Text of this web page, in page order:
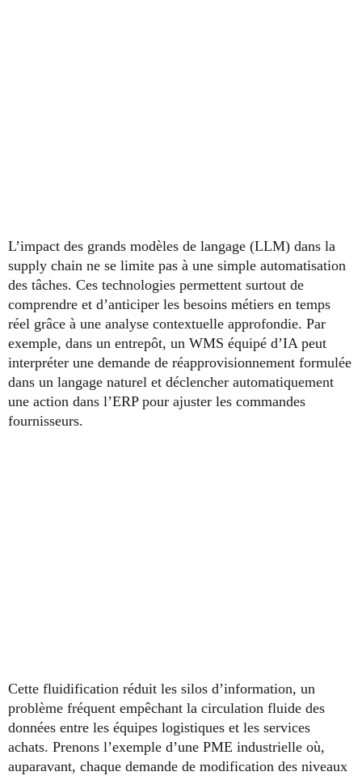
L’impact des grands modèles de langage (LLM) dans la
supply chain ne se limite pas à une simple automatisation
des tâches. Ces technologies permettent surtout de
comprendre et d’anticiper les besoins métiers en temps
réel grâce à une analyse contextuelle approfondie. Par
exemple, dans un entrepôt, un WMS équipé d’IA peut
interpréter une demande de réapprovisionnement formulée
dans un langage naturel et déclencher automatiquement
une action dans l’ERP pour ajuster les commandes
fournisseurs.
Cette fluidification réduit les silos d’information, un
problème fréquent empêchant la circulation fluide des
données entre les équipes logistiques et les services
achats. Prenons l’exemple d’une PME industrielle où,
auparavant, chaque demande de modification des niveaux